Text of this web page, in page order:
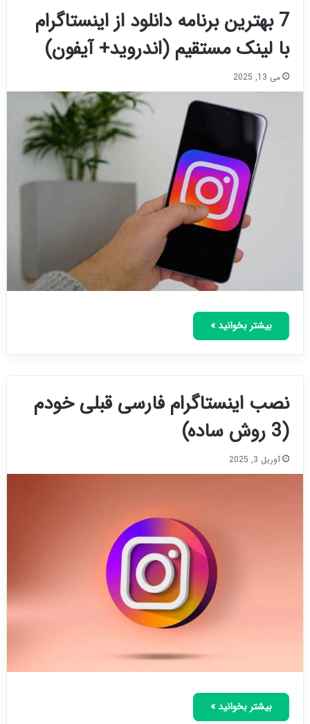
7 بهترین برنامه دانلود از اینستاگرام
با لینک مستقیم (اندروید+ آیفون)
می 13, 2025
بیشتر بخوانید »
نصب اینستاگرام فارسی قبلی خودم
(3 روش ساده)
آوریل 3, 2025
بیشتر بخوانید »